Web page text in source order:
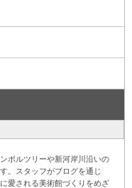
ボルツリーや新河岸川沿いの
。スタッフがブログを通じ
愛される美術館づくりをめざ